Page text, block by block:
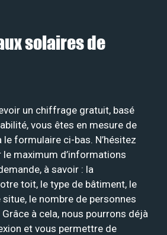
solaires de
un chiffrage gratuit, basé
vous êtes en mesure de
formulaire ci-bas. N’hésitez
le maximum d’informations
à savoir : la
toit, le type de bâtiment, le
le nombre de personnes
à cela, nous pourrons déjà
et vous permettre de